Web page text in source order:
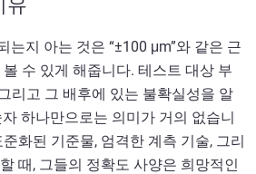
유
는지 아는 것은 “±100 μm”와 같은 근
수 있게 해줍니다. 테스트 대상 부
리고 그 배후에 있는 불확실성을 알
하나만으로는 의미가 거의 없습니
화된 기준물, 엄격한 계측 기술, 그리
때, 그들의 정확도 사양은 희망적인